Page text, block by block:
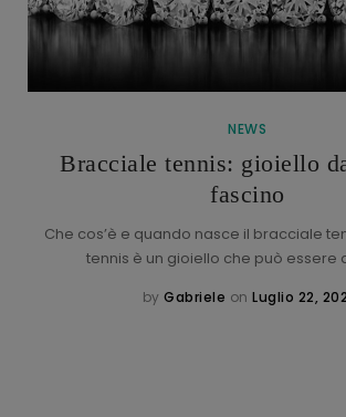
NEWS
Bracciale tennis: gioiello
fascino
Che cos’è e quando nasce il bracciale
tennis è un gioiello che può essere
by Gabriele on Luglio 22,